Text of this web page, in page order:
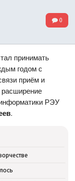
0
принимать
годом с
приём и
РЭУ
.